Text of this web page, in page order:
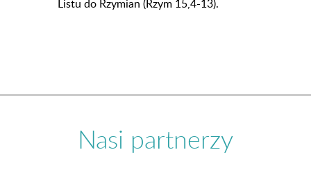
Listu do Rzymian (Rzym 15,4-13).
Nasi partnerzy